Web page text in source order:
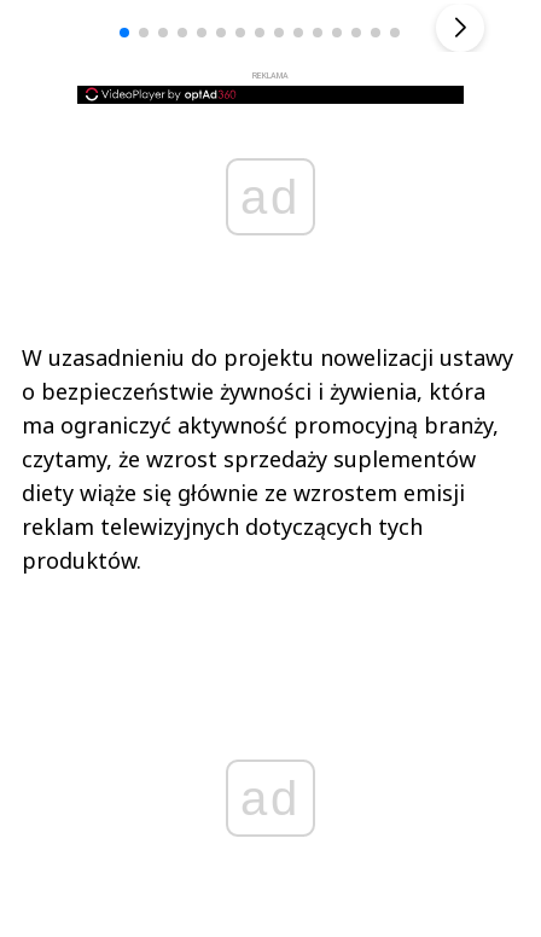
REKLAMA
ad
W uzasadnieniu do projektu nowelizacji ustawy
o bezpieczeństwie żywności i żywienia, która
ma ograniczyć aktywność promocyjną branży,
czytamy, że wzrost sprzedaży suplementów
diety wiąże się głównie ze wzrostem emisji
reklam telewizyjnych dotyczących tych
produktów.
ad